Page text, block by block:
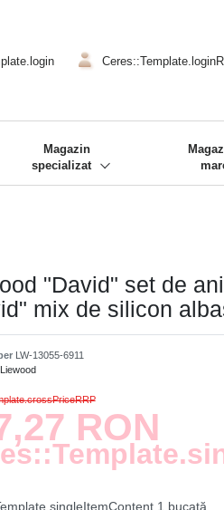
Magazin
specializat
"David" set de
mix de silicon
LW-13055-6911
Liewood
RON
1 bucată